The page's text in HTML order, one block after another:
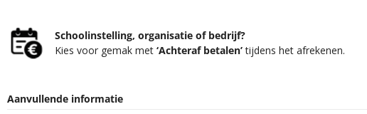
Schoolinstelling, organisatie of bedrijf?
Kies voor gemak met‘Achteraf betalen’tijdens het afrekenen.
Aanvullende informatie